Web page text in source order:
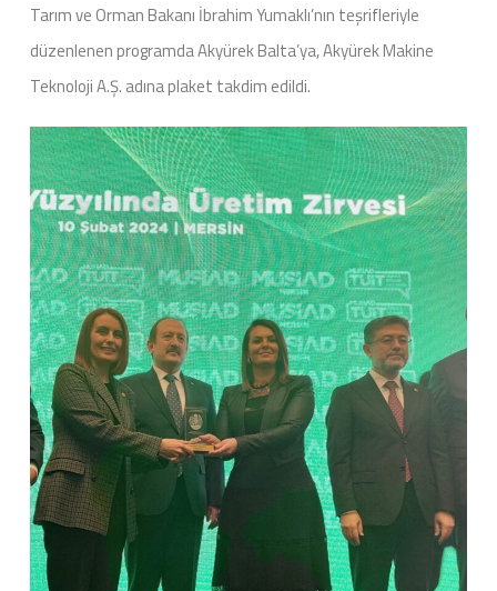
Tarım ve Orman Bakanı İbrahim Yumaklı’nın teşrifleriyle
düzenlenen programda Akyürek Balta’ya, Akyürek Makine
Teknoloji A.Ş. adına plaket takdim edildi.